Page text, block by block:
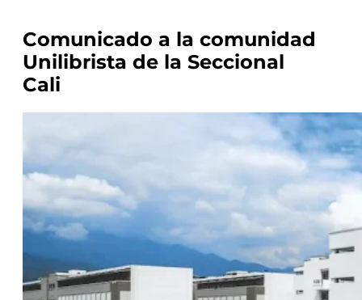
Comunicado a la comunidad
Unilibrista de la Seccional
Cali